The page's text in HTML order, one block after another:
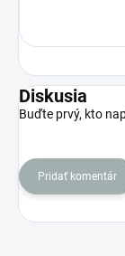
Diskusia
Buďte prvý, kto
Pridať komentár